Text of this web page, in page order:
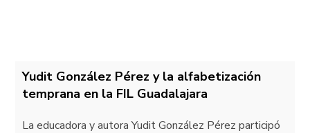
Yudit González Pérez y la alfabetización
temprana en la FIL Guadalajara
La educadora y autora Yudit González Pérez participó